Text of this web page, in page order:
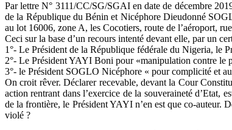
Par lettre N° 3111/CC/SG/SGAI en date de décembre
de la République du Bénin et Nicéphore Dieudonné
au lot 16006, zone A, les Cocotiers, route de l’aéroport,
Ceci sur la base d’un recours intenté devant elle, par un
1°- Le Président de la République fédérale du Nigeria, le
2°- Le Président YAYI Boni pour «manipulation contre le
3°- le Président SOGLO Nicéphore « pour complicité et
On croit rêver. Déclarer recevable, devant la Cour
action rentrant dans l’exercice de la souveraineté
de la frontière, le Président YAYI n’en est que co-auteur.
violé ?